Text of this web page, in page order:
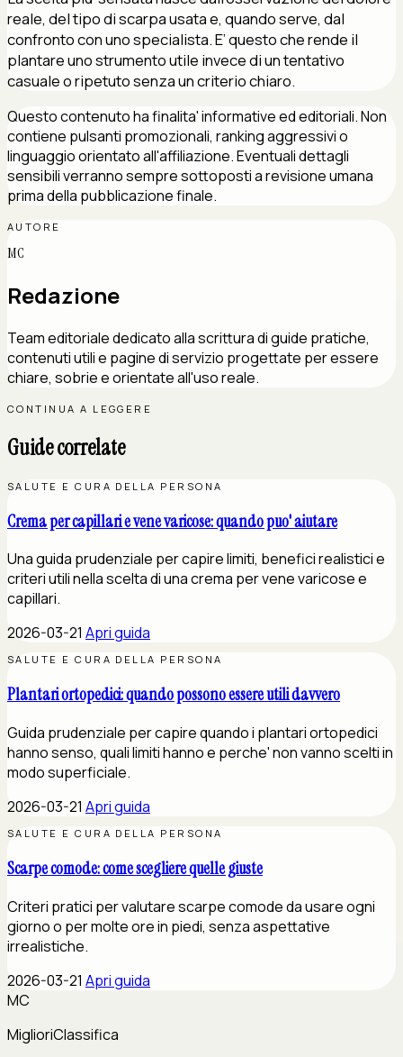
reale, del tipo di scarpa usata e, quando serve, dal
confronto con uno specialista. E’ questo che rende il
plantare uno strumento utile invece di un tentativo
casuale o ripetuto senza un criterio chiaro.
Questo contenuto ha finalita' informative ed editoriali. Non
contiene pulsanti promozionali, ranking aggressivi o
linguaggio orientato all'affiliazione. Eventuali dettagli
sensibili verranno sempre sottoposti a revisione umana
prima della pubblicazione finale.
AUTORE
MC
Redazione
Team editoriale dedicato alla scrittura di guide pratiche,
contenuti utili e pagine di servizio progettate per essere
chiare, sobrie e orientate all'uso reale.
CONTINUA A LEGGERE
Guide correlate
SALUTE E CURA DELLA PERSONA
Crema per capillari e vene varicose: quando puo' aiutare
Una guida prudenziale per capire limiti, benefici realistici e
criteri utili nella scelta di una crema per vene varicose e
capillari.
2026-03-21 Apri guida
SALUTE E CURA DELLA PERSONA
Plantari ortopedici: quando possono essere utili davvero
Guida prudenziale per capire quando i plantari ortopedici
hanno senso, quali limiti hanno e perche' non vanno scelti in
modo superficiale.
2026-03-21 Apri guida
SALUTE E CURA DELLA PERSONA
Scarpe comode: come scegliere quelle giuste
Criteri pratici per valutare scarpe comode da usare ogni
giorno o per molte ore in piedi, senza aspettative
irrealistiche.
2026-03-21 Apri guida
MC
MiglioriClassifica